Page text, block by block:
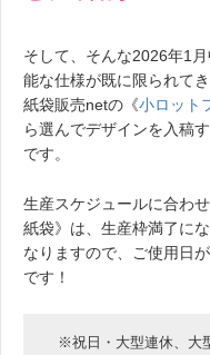
そして、そんな2026年1
能な仕様が既に限られてき
紙袋販売netの《小ロット
ら選んでデザインを入稿
です。
生産スケジュールに合わ
紙袋》は、生産枠満了に
なりますので、ご使用日
です！
※祝日・大型連休、大